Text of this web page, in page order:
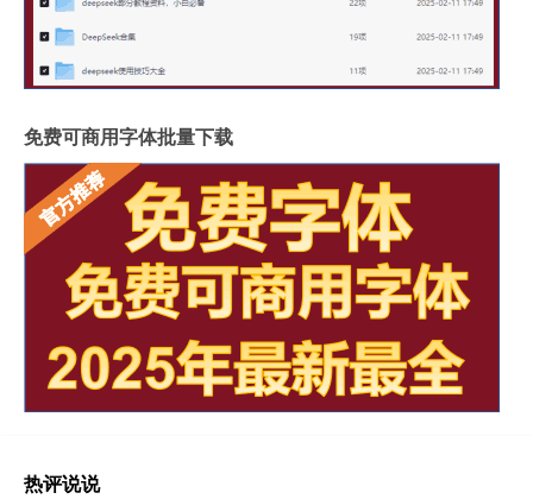
免费可商用字体批量下载
热评说说